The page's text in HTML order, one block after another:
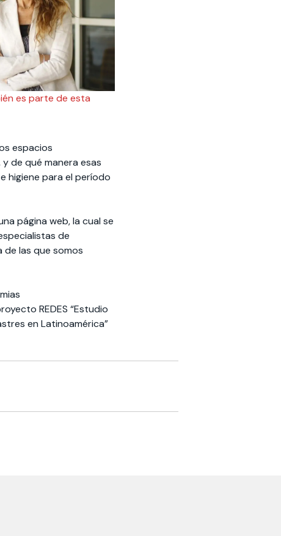
es parte de esta
espacios
de qué manera esas
higiene para el período
página web, la cual se
de
de las que somos
REDES “Estudio
en Latinoamérica”